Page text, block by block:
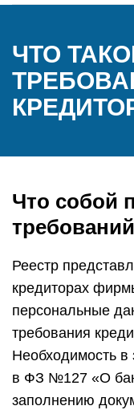
ЧТО
Что собой
Реестр
кредиторах
персональные
требования
Необходимость в
в ФЗ №127 «О
заполнению